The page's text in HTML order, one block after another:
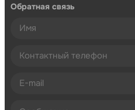
Обратная связь